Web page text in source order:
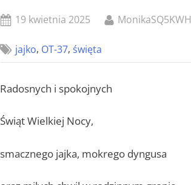
Posted
19 kwietnia 2025 By
MonikaSQ5KWH
jajko, OT-37,święta
Radosnych i spokojnych
Świąt Wielkiej Nocy,
smacznego jajka, mokrego dyngusa